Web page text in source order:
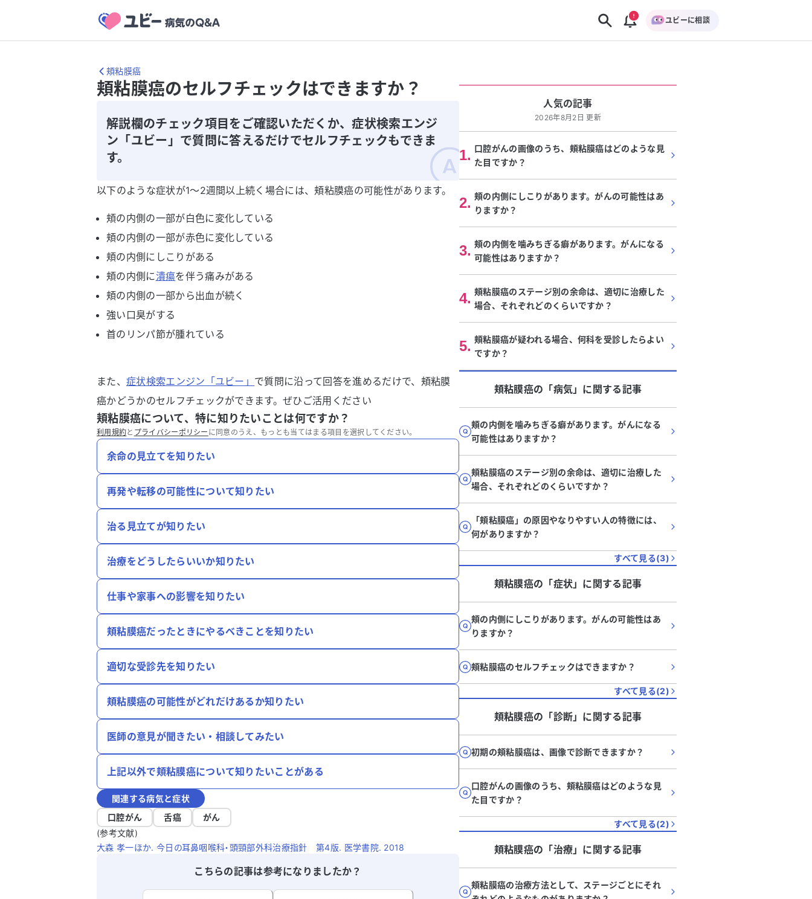
ユビーに相談
頬粘膜癌
頬粘膜癌のセルフチェックはできますか？
解説欄のチェック項目をご確認いただくか、症状検索エンジ
ン「ユビー」で質問に答えるだけでセルフチェックもできま
す。
以下のような症状が1〜2週間以上続く場合には、頬粘膜癌の可能性があります。
頬の内側の一部が白色に変化している
頬の内側の一部が赤色に変化している
頬の内側にしこりがある
頬の内側に潰瘍を伴う痛みがある
頬の内側の一部から出血が続く
強い口臭がする
首のリンパ節が腫れている
また、 症状検索エンジン「ユビー」 で質問に沿って回答を進めるだけで、頬粘膜
癌かどうかのセルフチェックができます。ぜひご活用ください
頬粘膜癌について、特に知りたいことは何ですか？
利用規約と プライバシーポリシー に同意のうえ、もっとも当てはまる項目を選択してください。
余命の見立てを知りたい
再発や転移の可能性について知りたい
治る見立てが知りたい
治療をどうしたらいいか知りたい
仕事や家事への影響を知りたい
頬粘膜癌だったときにやるべきことを知りたい
適切な受診先を知りたい
頬粘膜癌の可能性がどれだけあるか知りたい
医師の意見が聞きたい・相談してみたい
上記以外で頬粘膜癌について知りたいことがある
関連する病気と症状
口腔がん
舌癌
がん
(参考文献)
大森 孝一ほか. 今日の耳鼻咽喉科・頭頸部外科治療指針 第4版. 医学書院. 2018
こちらの記事は参考になりましたか？
人気の記事
2026年8月2日 更新
1. 口腔がんの画像のうち、頬粘膜癌はどのような見
た目ですか？
2. 頬の内側にしこりがあります。がんの可能性はあ
りますか？
3. 頬の内側を噛みちぎる癖があります。がんになる
可能性はありますか？
4. 頬粘膜癌のステージ別の余命は、適切に治療した
場合、それぞれどのくらいですか？
5. 頬粘膜癌が疑われる場合、何科を受診したらよい
ですか？
頬粘膜癌の「病気」に関する記事
頬の内側を噛みちぎる癖があります。がんになる
可能性はありますか？
頬粘膜癌のステージ別の余命は、適切に治療した
場合、それぞれどのくらいですか？
「頬粘膜癌」の原因やなりやすい人の特徴には、
何がありますか？
すべて見る(3)
頬粘膜癌の「症状」に関する記事
頬の内側にしこりがあります。がんの可能性はあ
りますか？
頬粘膜癌のセルフチェックはできますか？
すべて見る(2)
頬粘膜癌の「診断」に関する記事
初期の頬粘膜癌は、画像で診断できますか？
口腔がんの画像のうち、頬粘膜癌はどのような見
た目ですか？
すべて見る(2)
頬粘膜癌の「治療」に関する記事
頬粘膜癌の治療方法として、ステージごとにそれ